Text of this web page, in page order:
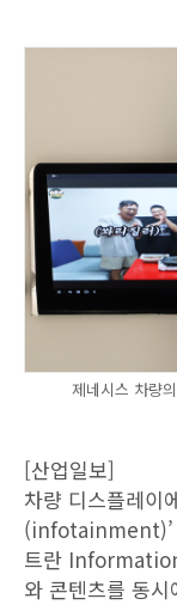
제네시스 차량
[산업일보]
차량 디스플레이
(infotainment)’
트란
와 콘텐츠를 동